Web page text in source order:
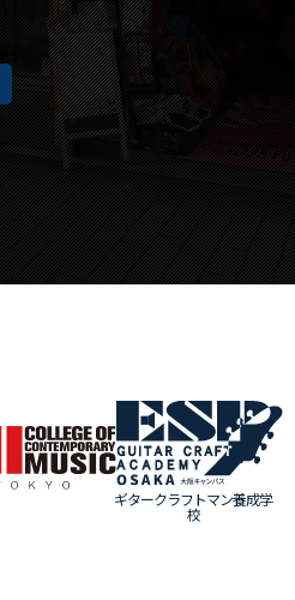
ギタークラフトマン養成学
校